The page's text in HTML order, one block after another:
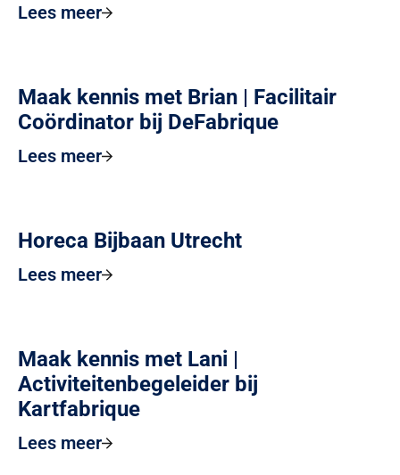
Lees meer
Maak kennis met Brian | Facilitair
Coördinator bij DeFabrique
Lees meer
Horeca Bijbaan Utrecht
Lees meer
Maak kennis met Lani |
Activiteitenbegeleider bij
Kartfabrique
Lees meer